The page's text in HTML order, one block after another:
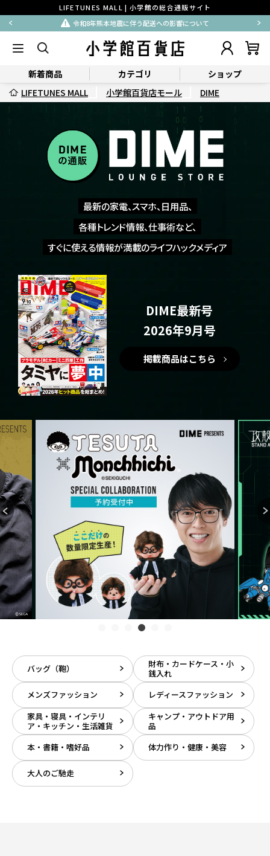
LIFETUNES MALL | 小学館の総合通販サイト
払込用紙による後払い決済一時停止のお知らせ
新着商品 カテゴリ
ショップ
LIFETUNES MALL
小学館百貨店モール DIME
最新の家電、スマホ、日用品、
各種トレンド情報、仕事術など、
すぐに使える情報が満載のライフハックメディア
DIME最新号
2026年9月号
掲載商品はこちら
バッグ（鞄）
財布・カードケース・小
銭入れ
メンズファッション
レディースファッション
家具・寝具・インテリ
ア・キッチン・生活雑貨
キャンプ・アウトドア用
品
本・書籍・嗜好品
体力作り・健康・美容
大人のご馳走